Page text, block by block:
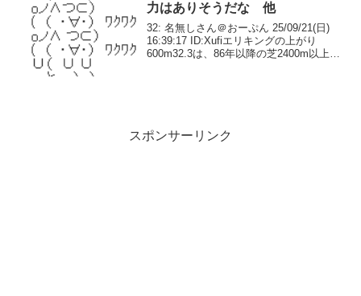
力はありそうだな 他
32: 名無しさん＠おーぷん 25/09/21(日)
16:39:17 ID:Xufiエリキングの上がり
600m32.3は、86年以降の芝2400m以上の
スポンサーリンク